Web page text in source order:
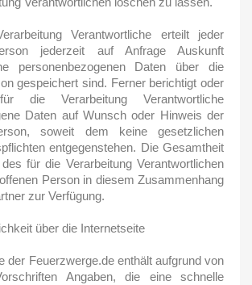
Verantwortliche erteilt jeder
jederzeit auf Anfrage Auskunft
personenbezogenen Daten über die
gespeichert sind. Ferner berichtigt oder
die Verarbeitung Verantwortliche
Daten auf Wunsch oder Hinweis der
soweit dem keine gesetzlichen
entgegenstehen. Die Gesamtheit
für die Verarbeitung Verantwortlichen
Person in diesem Zusammenhang
zur Verfügung.
über die Internetseite
der Feuerzwerge.de enthält aufgrund von
Angaben, die eine schnelle